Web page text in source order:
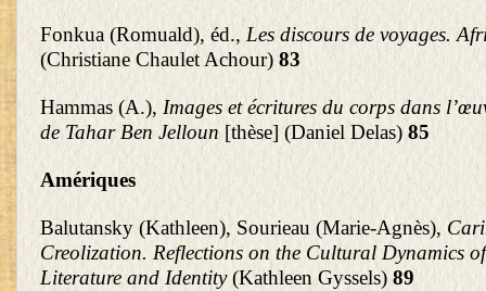
Fonkua (Romuald), éd.,Les discours de voyages.
(Christiane Chaulet Achour) 83
Hammas (A.), Images et écritures du corps dans
de Tahar Ben Jelloun [thèse] (Daniel Delas) 85
Amériques
Balutansky (Kathleen), Sourieau (Marie-Agnès),
Creolization. Reflections on the Cultural Dynamics
Literature and Identity(Kathleen Gyssels) 89